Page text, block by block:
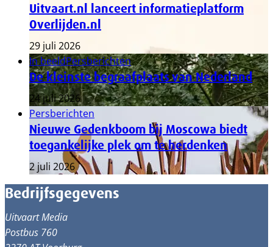
Uitvaart.nl lanceert informatieplatform
Overlijden.nl
29 juli 2026
In beeldPersberichten
De kleinste begraafplaats van Nederland
24 juli 2026
Persberichten
Nieuwe Gedenkboom bij Moscowa biedt
toegankelijke plek om te herdenken
2 juli 2026
Bedrijfsgegevens
Uitvaart Media
Postbus 760